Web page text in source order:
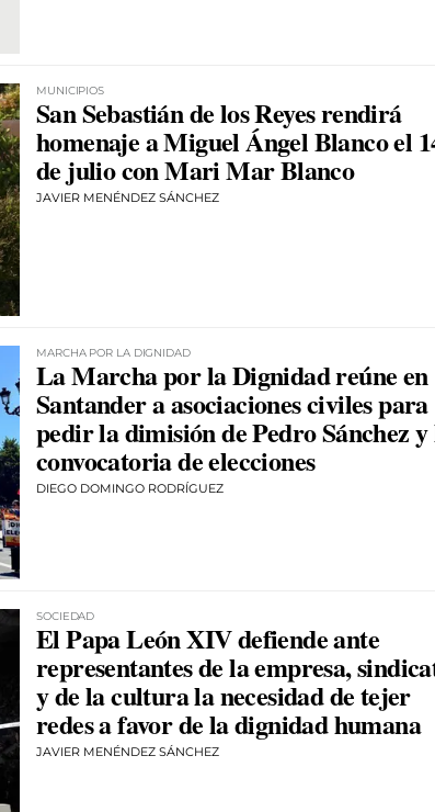
MUNICIPIOS
San Sebastián de los Reyes rendirá
homenaje a Miguel Ángel Blanco el
de julio con Mari Mar Blanco
JAVIER MENÉNDEZ SÁNCHEZ
MARCHA POR LA DIGNIDAD
La Marcha por la Dignidad reúne en
Santander a asociaciones civiles para
pedir la dimisión de Pedro Sánchez
convocatoria de elecciones
DIEGO DOMINGO RODRÍGUEZ
SOCIEDAD
El Papa León XIV defiende ante
representantes de la empresa,
y de la cultura la necesidad de tejer
redes a favor de la dignidad humana
JAVIER MENÉNDEZ SÁNCHEZ